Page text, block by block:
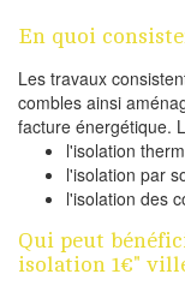
En quoi
Les travaux
combles ainsi
facture énergétique.
l'isolation
l'isolation par
l'isolation des
Qui peut
isolation 1€"